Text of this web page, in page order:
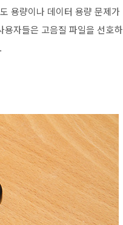
용량이나 데이터 용량 문제가
용자들은 고음질 파일을 선호하